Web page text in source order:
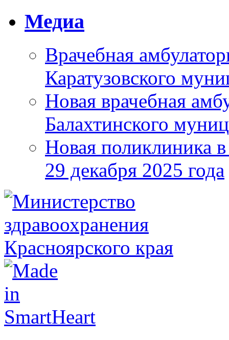
Медиа
Врачебная
Каратузовского
Новая врачебная
Балахтинского
Новая поликлиника
29 декабря 2025 года